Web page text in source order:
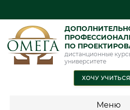
ПО
дистанционные
университете
ХОЧУ УЧИТЬСЯ
Меню